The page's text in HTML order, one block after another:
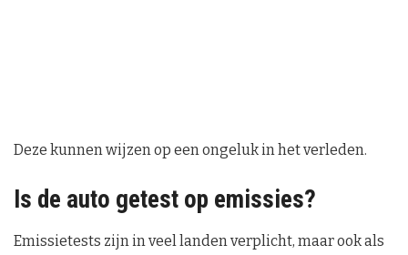
Deze kunnen wijzen op een ongeluk in het verleden.
Is de auto getest op emissies?
Emissietests zijn in veel landen verplicht, maar ook als